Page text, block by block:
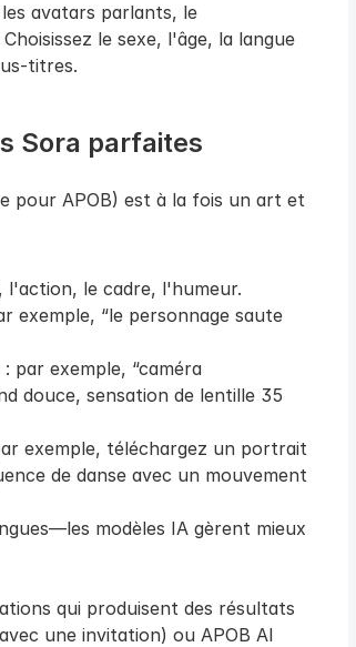
avatars parlants, le
le sexe, l'âge, la langue
titres.
Sora parfaites
pour APOB) est à la fois un art et
l'action, le cadre, l'humeur.
exemple, “le personnage saute
: par exemple, “caméra
douce, sensation de lentille 35
exemple, téléchargez un portrait
de danse avec un mouvement
modèles IA gèrent mieux
qui produisent des résultats
une invitation) ou APOB AI